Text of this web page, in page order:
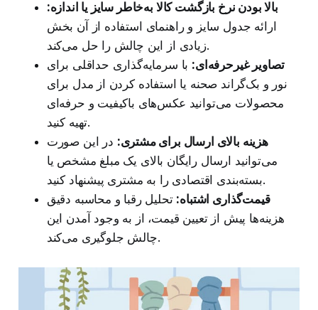
بالا بودن نرخ بازگشت کالا به‌خاطر سایز یا اندازه:
ارائه جدول سایز و راهنمای استفاده از آن بخش
زیادی از این چالش را حل می‌کند.
تصاویر غیرحرفه‌ای: با سرمایه‌گذاری حداقلی برای
نور و بک‌گراند صحنه یا استفاده کردن از مدل برای
محصولات می‌توانید عکس‌های باکیفیت و حرفه‌ای
تهیه کنید.
هزینه بالای ارسال برای مشتری: در این صورت
می‌توانید ارسال رایگان بالای یک مبلغ مشخص یا
بسته‌بندی اقتصادی را به مشتری پیشنهاد کنید.
قیمت‌گذاری اشتباه: تحلیل رقبا و محاسبه دقیق
هزینه‌ها پیش از تعیین قیمت، از به وجود آمدن این
چالش جلوگیری می‌کند.